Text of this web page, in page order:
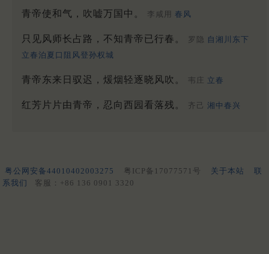
青帝使和气，吹嘘万国中。 李咸用 春风
只见风师长占路，不知青帝已行春。 罗隐 自湘川东下
立春泊夏口阻风登孙权城
青帝东来日驭迟，煖烟轻逐晓风吹。 韦庄 立春
红芳片片由青帝，忍向西园看落残。 齐己 湘中春兴
粤公网安备44010402003275 粤ICP备17077571号 关于本站
联
系我们
客服：+86 136 0901 3320